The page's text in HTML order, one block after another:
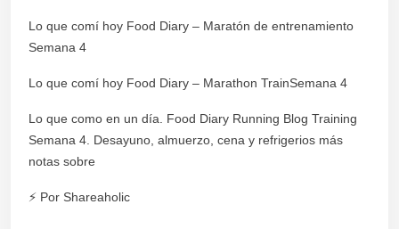
Lo que comí hoy Food Diary – Maratón de entrenamiento
Semana 4
Lo que comí hoy Food Diary – Marathon TrainSemana 4
Lo que como en un día. Food Diary Running Blog Training
Semana 4. Desayuno, almuerzo, cena y refrigerios más
notas sobre
⚡ Por Shareaholic